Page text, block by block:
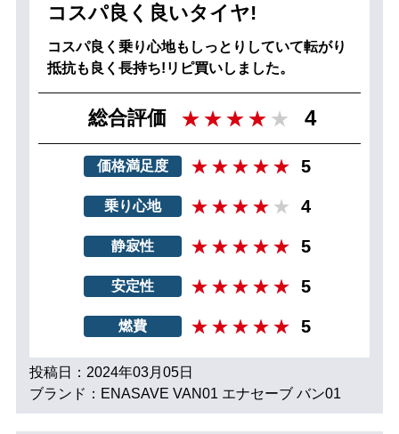
コスパ良く良いタイヤ!
コスパ良く乗り心地もしっとりしていて転がり
抵抗も良く長持ち!リピ買いしました。
総合評価 4
価格満足度 5
乗り心地 4
静寂性 5
安定性 5
燃費 5
投稿日：2024年03月05日
ブランド：ENASAVE VAN01 エナセーブ バン01